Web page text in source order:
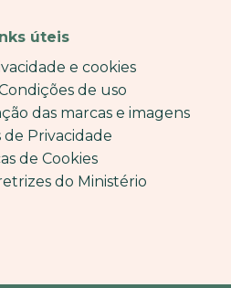
úteis
e cookies
de uso
das marcas e imagens
de Privacidade
de Cookies
do Ministério